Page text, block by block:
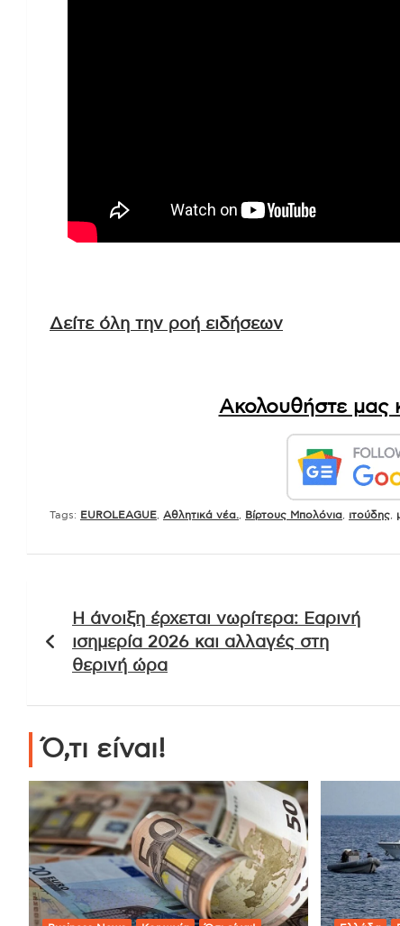
Δείτε όλη την ροή ειδήσεων
Ακολουθήστε μας
Tags: EUROLEAGUE Αθλητικά νέα. Βίρτους Μπολόνια ιτούδης
άρθρων
Η άνοιξη έρχεται νωρίτερα: Εαρινή
ισημερία 2026 και αλλαγές στη
θερινή ώρα
Ό,τι είναι!